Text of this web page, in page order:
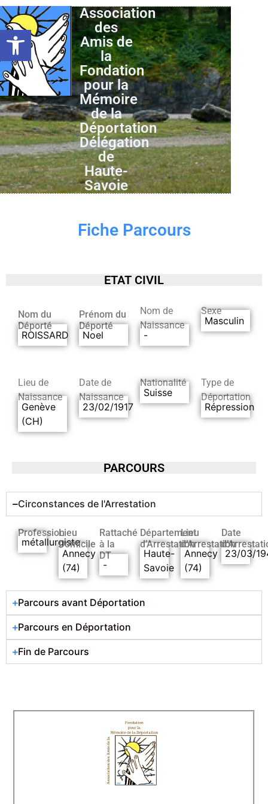
Ouvrir la barre d’outils
Association
des
Amis de
la
Fondation
pour la
Mémoire
de la
Déportation
Délégation
de
Haute-
Savoie
Fiche Parcours
ETAT CIVIL
Nom du
Déporté
ROISSARD
Prénom du
Déporté
Noel
Nom de
Naissance
-
Sexe
Masculin
Lieu de
Naissance
Genève
(CH)
Date de
Naissance
23/02/1917
Nationalité
Suisse
Type de
Déportation
Répression
PARCOURS
Circonstances de l'Arrestation
Profession
métallurgiste
Lieu
Domicile
Annecy
(74)
Rattaché
à la
DT
-
Département
d’Arrestation
Haute-
Savoie
Lieu
d’Arrestation
Annecy
(74)
Date
23/03/
Parcours avant Déportation
Parcours en Déportation
Fin de Parcours